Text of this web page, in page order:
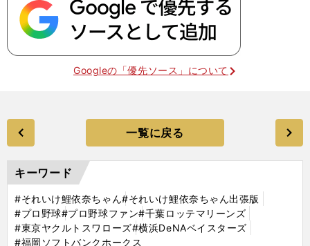
Googleの「優先ソース」について
一覧に戻る
キーワード
#それいけ鯉依奈ちゃん#それいけ鯉依奈ちゃん出張版
#プロ野球#プロ野球ファン#千葉ロッテマリーンズ
#東京ヤクルトスワローズ#横浜DeNAベイスターズ
#福岡ソフトバンクホークス